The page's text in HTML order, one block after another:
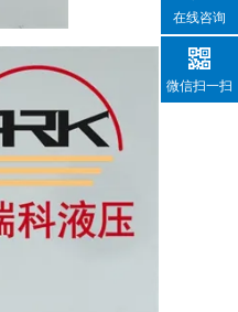
在线咨询
微信扫一扫